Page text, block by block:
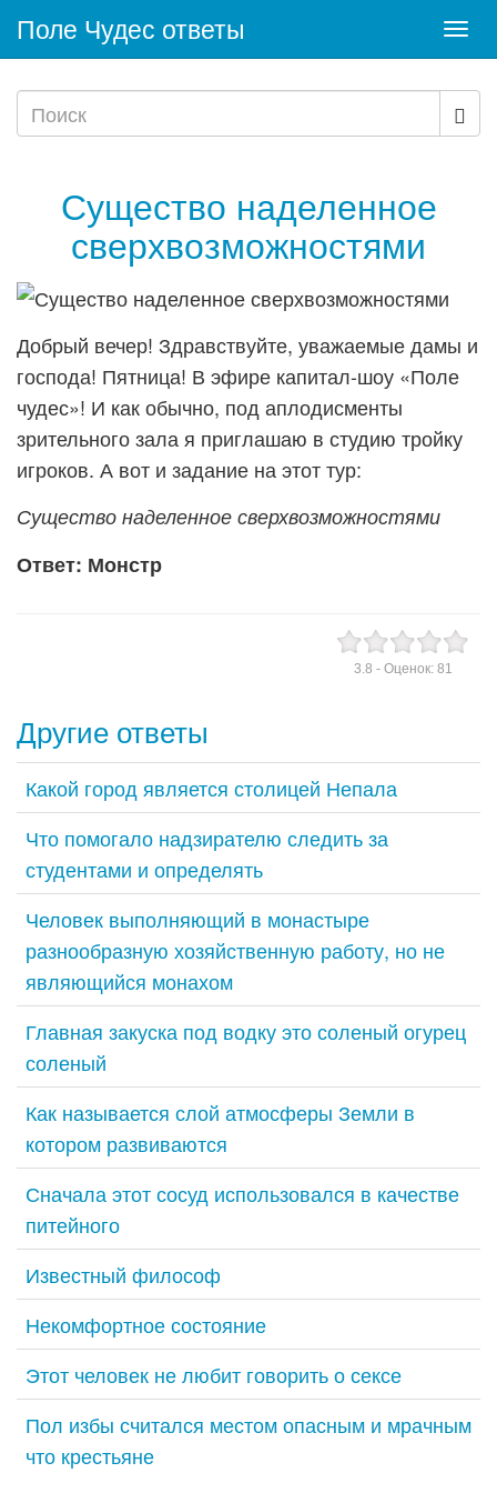
Поле Чудес ответы
Существо наделенное
сверхвозможностями
Добрый вечер! Здравствуйте, уважаемые дамы и
господа! Пятница! В эфире капитал-шоу «Поле
чудес»! И как обычно, под аплодисменты
зрительного зала я приглашаю в студию тройку
игроков. А вот и задание на этот тур:
Существо наделенное сверхвозможностями
Ответ: Монстр
3.8 - Оценок: 81
Другие ответы
Какой город является столицей Непала
Что помогало надзирателю следить за
студентами и определять
Человек выполняющий в монастыре
разнообразную хозяйственную работу, но не
являющийся монахом
Главная закуска под водку это соленый огурец
соленый
Как называется слой атмосферы Земли в
котором развиваются
Сначала этот сосуд использовался в качестве
питейного
Известный философ
Некомфортное состояние
Этот человек не любит говорить о сексе
Пол избы считался местом опасным и мрачным
что крестьяне